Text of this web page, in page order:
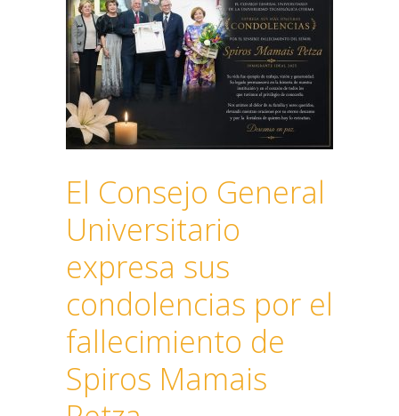
El Consejo General
Universitario
expresa sus
condolencias por el
fallecimiento de
Spiros Mamais